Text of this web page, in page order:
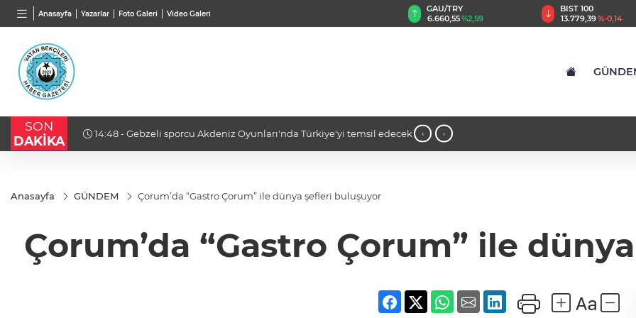
Anasayfa Yazarlar Foto Galeri Video Galeri
TND
16,3788 %0,90
BGN
27,9743%-0,22
GAU/TRY
6.660,55%2,59
BIST 100
13.779,39%-0,14
SON
DAKİKA
edecek 14:16 - İş insanı Ali Bıdı'dan sağlıklı yaşam üzerine dikkat çeken 14:16 - Gaziantep’te bin konut
‹ ›
Anasayfa GÜNDEM Çorum’da “Gastro Çorum” ile dünya şefleri buluşuyor
Çorum’da “Gastro Çorum” ile